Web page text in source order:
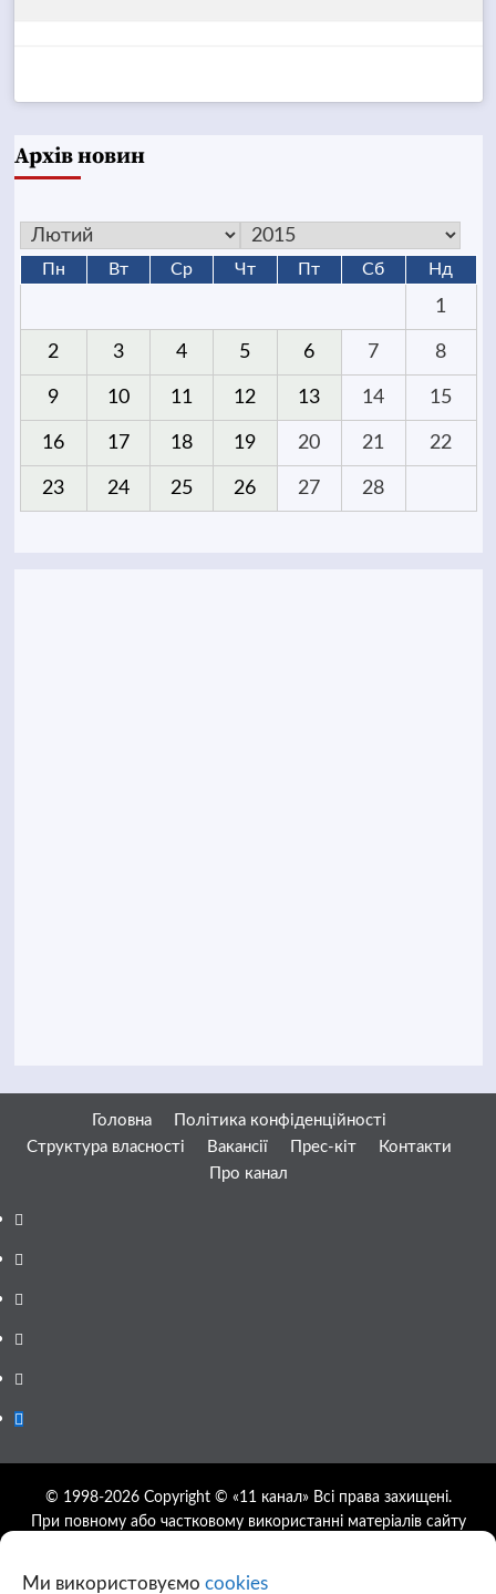
Ми використовуємо cookies
Архів новин
Пн Вт Ср Чт Пт Сб Нд
1
2 3 4 5 6 7 8
9 10 11 12 13 14 15
16 17 18 19 20 21 22
23 24 25 26 27 28
Головна
Політика конфіденційності
Структура власності
Вакансії Прес-кіт
Контакти
Про канал
Facebook
YouTube
Telegram
Instagram
Twitter
Google
© 1998-2026 Copyright © «11 канал» Всі права захищені.
При повному або частковому використанні матеріалів сайту